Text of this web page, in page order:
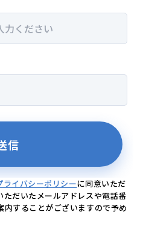
ライバシーポリシーに同意いただ
だいたメールアドレスや電話番
することがございますので予め